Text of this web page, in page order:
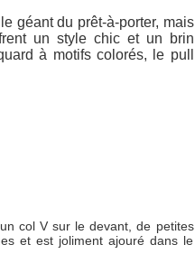
géant du prêt-à-porter, mais
un style chic et un brin
à motifs colorés, le pull
col V sur le devant, de petites
et est joliment ajouré dans le